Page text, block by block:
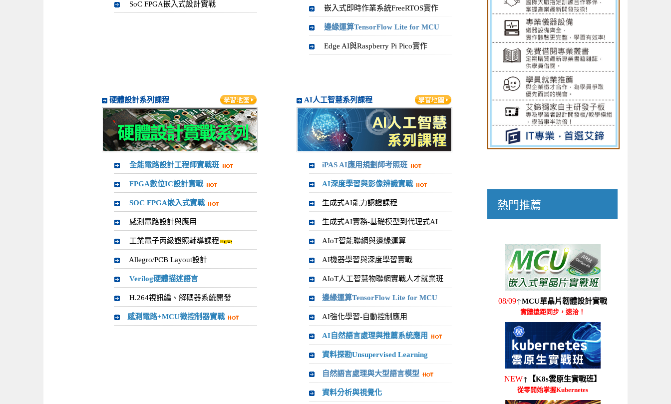
SoC FPGA嵌入式設計實戰 嵌入式即時作業系統FreeRTOS實作
邊緣運算TensorFlow Lite for MCU
Edge AI與Raspberry Pi Pico實作
硬體設計系列課程
全能電路設計工程師實戰班
FPGA數位IC設計實戰
SOC FPGA嵌入式實戰
感測電路設計與應用
工業電子丙級證照輔導課程
Allegro/PCB Layout設計
Verilog硬體描述語言
H.264視訊編、解碼器系統開發
感測電路+MCU微控制器實戰
AI人工智慧系列課程
iPAS AI應用規劃師考照班
AI深度學習與影像辨識實戰
生成式AI能力認證課程
生成式AI實務-基礎模型到代理式AI
AIoT智能聯網與邊緣運算
AI機器學習與深度學習實戰
AIoT人工智慧物聯網實戰人才就業班
邊緣運算TensorFlow Lite for MCU
AI強化學習-自動控制應用
AI自然語言處理與推薦系統應用
資料探勘Unsupervised Learning
自然語言處理與大型語言模型
資料分析與視覺化
熱門推薦
08/09↑MCU單晶片韌體設計實戰
實體遠距同步，速洽！
NEW↑ 【K8s雲原生實戰班】
從零開始掌握Kubernetes